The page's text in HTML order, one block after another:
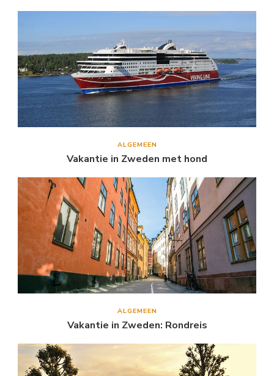
ALGEMEEN
Vakantie in Zweden met hond
ALGEMEEN
Vakantie in Zweden: Rondreis